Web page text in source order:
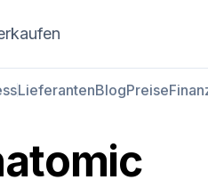
LieferantenBlogPreise